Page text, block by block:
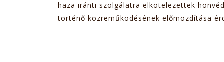
haza iránti szolgálatra elkötelezettek
történő közreműködésének előmozdítása